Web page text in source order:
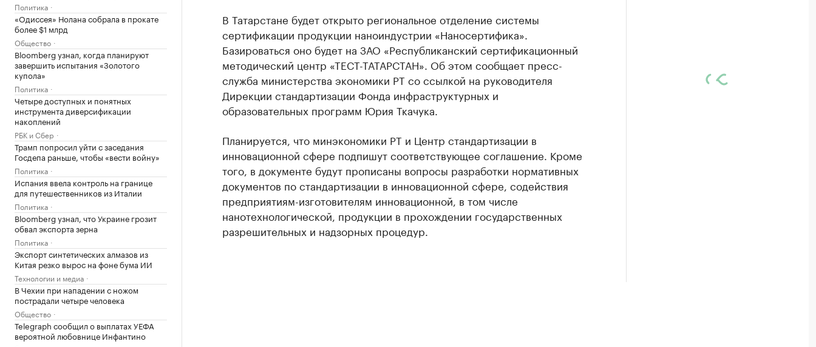
Политика
«Одиссея» Нолана собрала в прокате
более $1 млрд
Общество
Bloomberg узнал, когда планируют
завершить испытания «Золотого
купола»
Политика
Четыре доступных и понятных
инструмента диверсификации
накоплений
РБК и Сбер
Трамп попросил уйти с заседания
Госдепа раньше, чтобы «вести войну»
Политика
Испания ввела контроль на границе
для путешественников из Италии
Политика
Bloomberg узнал, что Украине грозит
обвал экспорта зерна
Политика
Экспорт синтетических алмазов из
Китая резко вырос на фоне бума ИИ
Технологии и медиа
В Чехии при нападении с ножом
пострадали четыре человека
Общество
Telegraph сообщил о выплатах УЕФА
вероятной любовнице Инфантино
В Татарстане будет открыто региональное отделение системы
сертификации продукции наноиндустрии «Наносертифика».
Базироваться оно будет на ЗАО «Республиканский сертификационный
методический центр «ТЕСТ-ТАТАРСТАН». Об этом сообщает пресс-
служба министерства экономики РТ со ссылкой на руководителя
Дирекции стандартизации Фонда инфраструктурных и
образовательных программ Юрия Ткачука.
Планируется, что минэкономики РТ и Центр стандартизации в
инновационной сфере подпишут соответствующее соглашение. Кроме
того, в документе будут прописаны вопросы разработки нормативных
документов по стандартизации в инновационной сфере, содействия
предприятиям-изготовителям инновационной, в том числе
нанотехнологической, продукции в прохождении государственных
разрешительных и надзорных процедур.